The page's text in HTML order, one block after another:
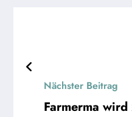
Nächster Beitrag
Farmerma